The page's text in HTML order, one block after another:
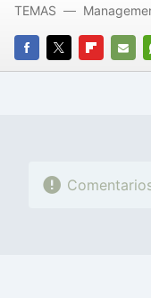
FACEBOOK
TWITTERFLIPBOARD
E-
TEMAS